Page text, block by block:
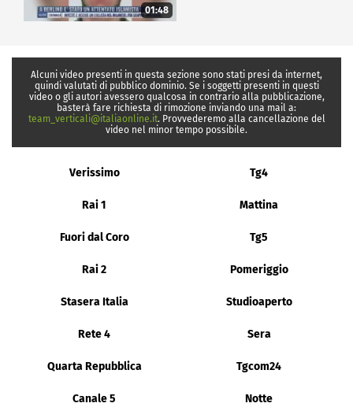
01:48
Alcuni video presenti in questa sezione sono stati presi da internet,
quindi valutati di pubblico dominio. Se i soggetti presenti in questi
video o gli autori avessero qualcosa in contrario alla pubblicazione,
basterà fare richiesta di rimozione inviando una mail a:
team_verticali@italiaonline.it. Provvederemo alla cancellazione del
video nel minor tempo possibile.
Verissimo Tg4
Rai 1 Mattina
Fuori dal Coro Tg5
Rai 2 Pomeriggio
Stasera Italia Studioaperto
Rete 4 Sera
Quarta Repubblica Tgcom24
Canale 5 Notte